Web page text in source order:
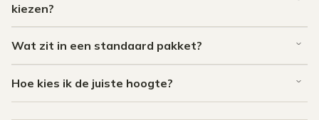
kiezen?
Wat zit in een standaard pakket?
Hoe kies ik de juiste hoogte?